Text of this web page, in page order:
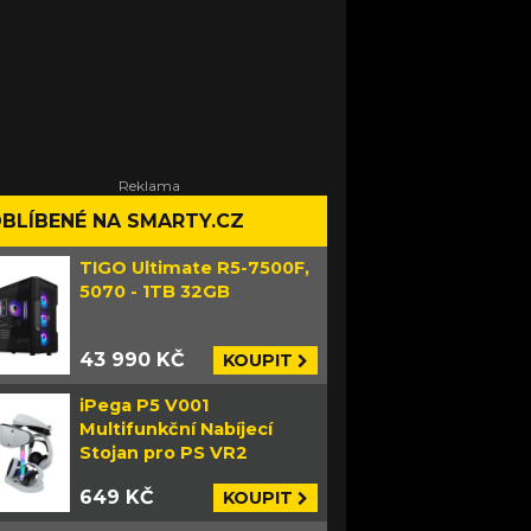
NA SMARTY.CZ
TIGO Ultimate R5-7500F,
5070 - 1TB 32GB
43 990 KČ KOUPIT
iPega P5 V001
Multifunkční Nabíjecí
Stojan pro PS VR2
649 KČ KOUPIT